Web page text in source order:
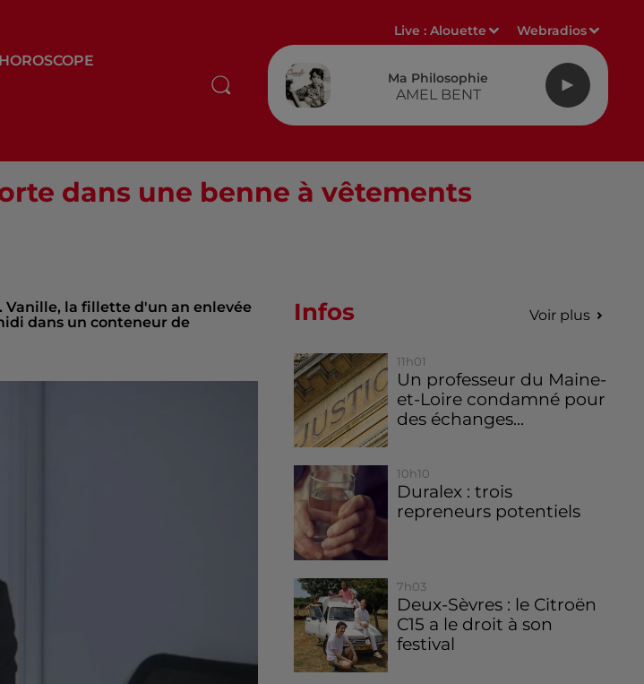
HOROSCOPE
Live :Alouette Webradios
Ma Philosophie
AMEL BENT
dans une benne à vêtements
la fillette d'un an enlevée
dans un conteneur de
Infos Voir plus
11h01
Un professeur du Maine-
et-Loire condamné pour
des échanges...
10h10
Duralex : trois
repreneurs potentiels
7h03
Deux-Sèvres : le Citroën
C15 a le droit à son
festival